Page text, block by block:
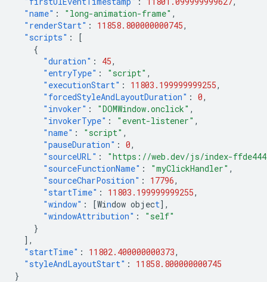
"name" : "long-animation-frame" ,
"renderStart" : 11858.800000000745,
"scripts" :
[
{
"duration" : 45,
"entryType" : "script" ,
"executionStart" : 11803.199999999255,
"forcedStyleAndLayoutDuration" : 0,
"invoker" : "DOMWindow.onclick" ,
"invokerType" : "event-listener" ,
"name" : "script" ,
"pauseDuration" : 0,
"sourceURL" :
"https://web.dev/js/index-
"sourceFunctionName" : "myClickHandler" ,
"sourceCharPosition" : 17796,
"startTime" : 11803.199999999255,
"window" : [Window object],
"windowAttribution" :
"self"
}
],
"startTime" : 11802.400000000373,
"styleAndLayoutStart" :
11858.800000000745
}